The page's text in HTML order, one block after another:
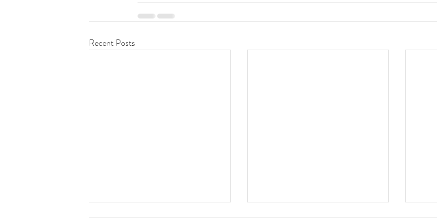
Recent Posts